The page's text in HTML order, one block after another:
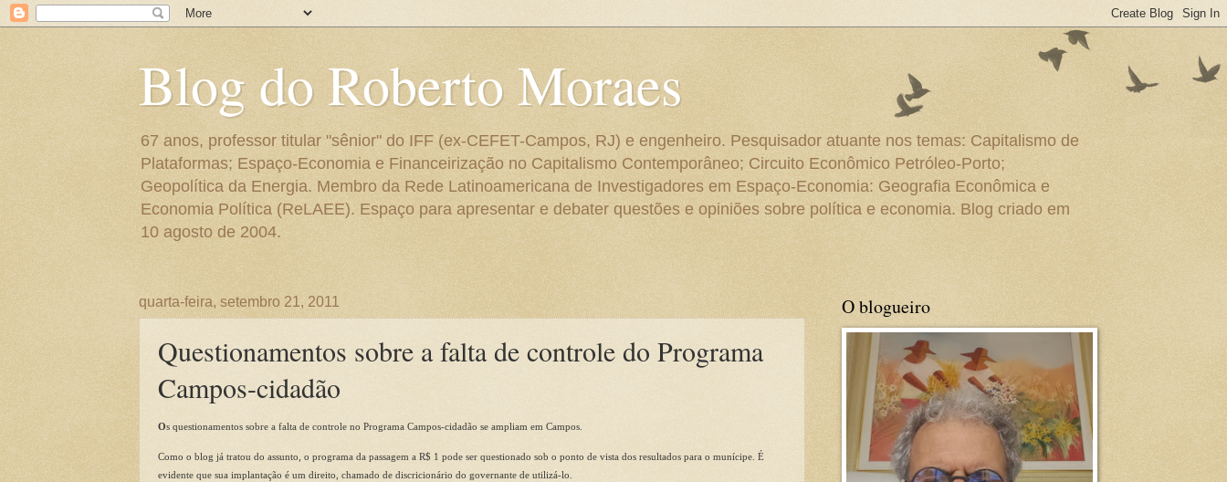
Blog do Roberto Moraes
67 anos, professor titular "sênior" do IFF (ex-CEFET-Campos, RJ) e engenheiro. Pesquisador atuante nos temas: Capitalismo de
Plataformas; Espaço-Economia e Financeirização no Capitalismo Contemporâneo; Circuito Econômico Petróleo-Porto;
Geopolítica da Energia. Membro da Rede Latinoamericana de Investigadores em Espaço-Economia: Geografia Econômica e
Economia Política (ReLAEE). Espaço para apresentar e debater questões e opiniões sobre política e economia. Blog criado em
10 agosto de 2004.
quarta-feira, setembro 21, 2011
Questionamentos sobre a falta de controle do Programa
Campos-cidadão
Os questionamentos sobre a falta de controle no Programa Campos-cidadão se ampliam em Campos.
Como o blog já tratou do assunto, o programa da passagem a R$ 1 pode ser questionado sob o ponto de vista dos resultados para o munícipe. É
evidente que sua implantação é um direito, chamado de discricionário do governante de utilizá-lo.
O blogueiro